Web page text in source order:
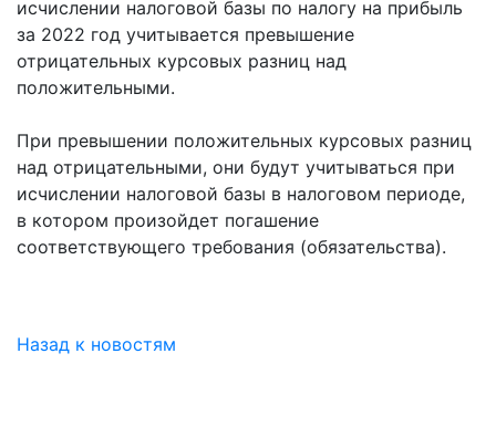
исчислении налоговой базы по налогу на прибыль
за 2022 год учитывается превышение
отрицательных курсовых разниц над
положительными.
При превышении положительных курсовых разниц
над отрицательными, они будут учитываться при
исчислении налоговой базы в налоговом периоде,
в котором произойдет погашение
соответствующего требования (обязательства).
Назад к новостям